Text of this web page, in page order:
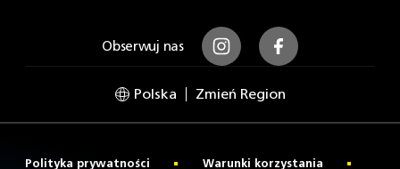
Obserwuj nas InstagramFacebook
Polska Zmień Region
Polityka prywatności Warunki korzystania